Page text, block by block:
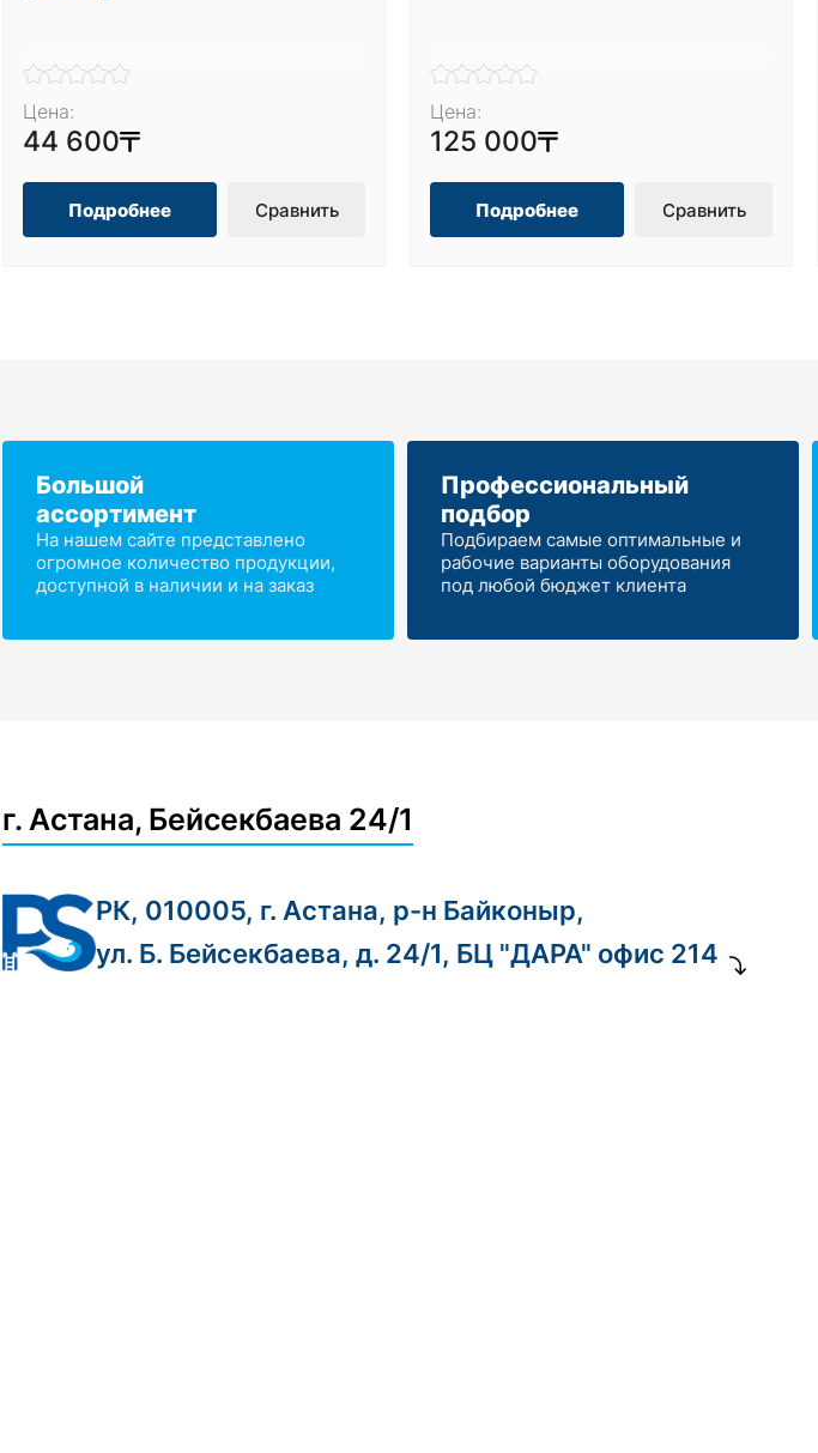
Цена:
44 600
Подробнее Сравнить
Цена:
125 000
Подробнее Сравнить
Большой
ассортимент
На нашем сайте представлено
огромное количество продукции,
доступной в наличии и на заказ
Профессиональный
подбор
Подбираем самые оптимальные и
рабочие варианты оборудования
под любой бюджет клиента
г. Астана, Бейсекбаева 24/1
РК, 010005, г. Астана, р-н Байконыр,
ул. Б. Бейсекбаева, д. 24/1, БЦ "ДАРА" офис 214